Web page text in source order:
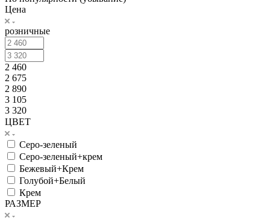
Цена
розничные
2 460
2 675
2 890
3 105
3 320
ЦВЕТ
Серо-зеленый
Серо-зеленый+крем
Бежевый+Крем
Голубой+Белый
Крем
РАЗМЕР